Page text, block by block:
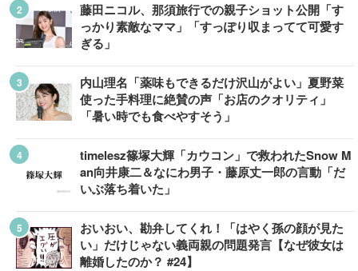
藤田ニコル、那須旅行での親子ショット公開「す
っかり素敵なママ」「すっぽり収まってて可愛す
ぎる」
内山理名「薬味もできるだけ沢山がよい」夏野菜
使った手料理に絶賛の声「お店のクオリティ」
「暑い時でも食べやすそう」
timelesz篠塚大輝「カウコン」で救われたSnow M
an向井康二＆なにわ男子・藤原丈一郎の言動「だ
いぶ落ち着いた」
おいおい、勘弁してくれ！「はやく孫の顔が見た
い」だけじゃない義両親の問題発言【なぜ彼女は
離婚したのか？ #24】